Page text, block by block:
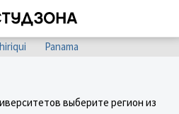
Panama
выберите регион из